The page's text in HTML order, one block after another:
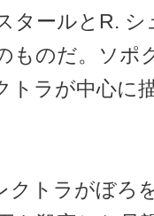
タールとR. シ
ものだ。ソポ
トラが中心に
クトラがぼろ